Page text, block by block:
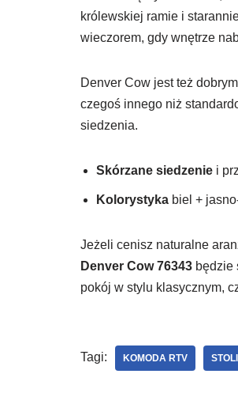
królewskiej ramie i
wieczorem, gdy wnętrze
Denver Cow jest też
czegoś innego niż
siedzenia.
Skórzane siedzenie i
Kolorystyka biel +
Jeżeli cenisz naturalne
Denver Cow 76343 będzie
pokój w stylu klasycznym,
Tagi: KOMODA RTV